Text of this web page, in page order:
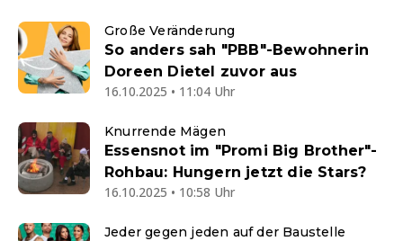
Große Veränderung
So anders sah "PBB"-Bewohnerin
Doreen Dietel zuvor aus
16.10.2025 • 11:04 Uhr
Knurrende Mägen
Essensnot im "Promi Big Brother"-
Rohbau: Hungern jetzt die Stars?
16.10.2025 • 10:58 Uhr
Jeder gegen jeden auf der Baustelle